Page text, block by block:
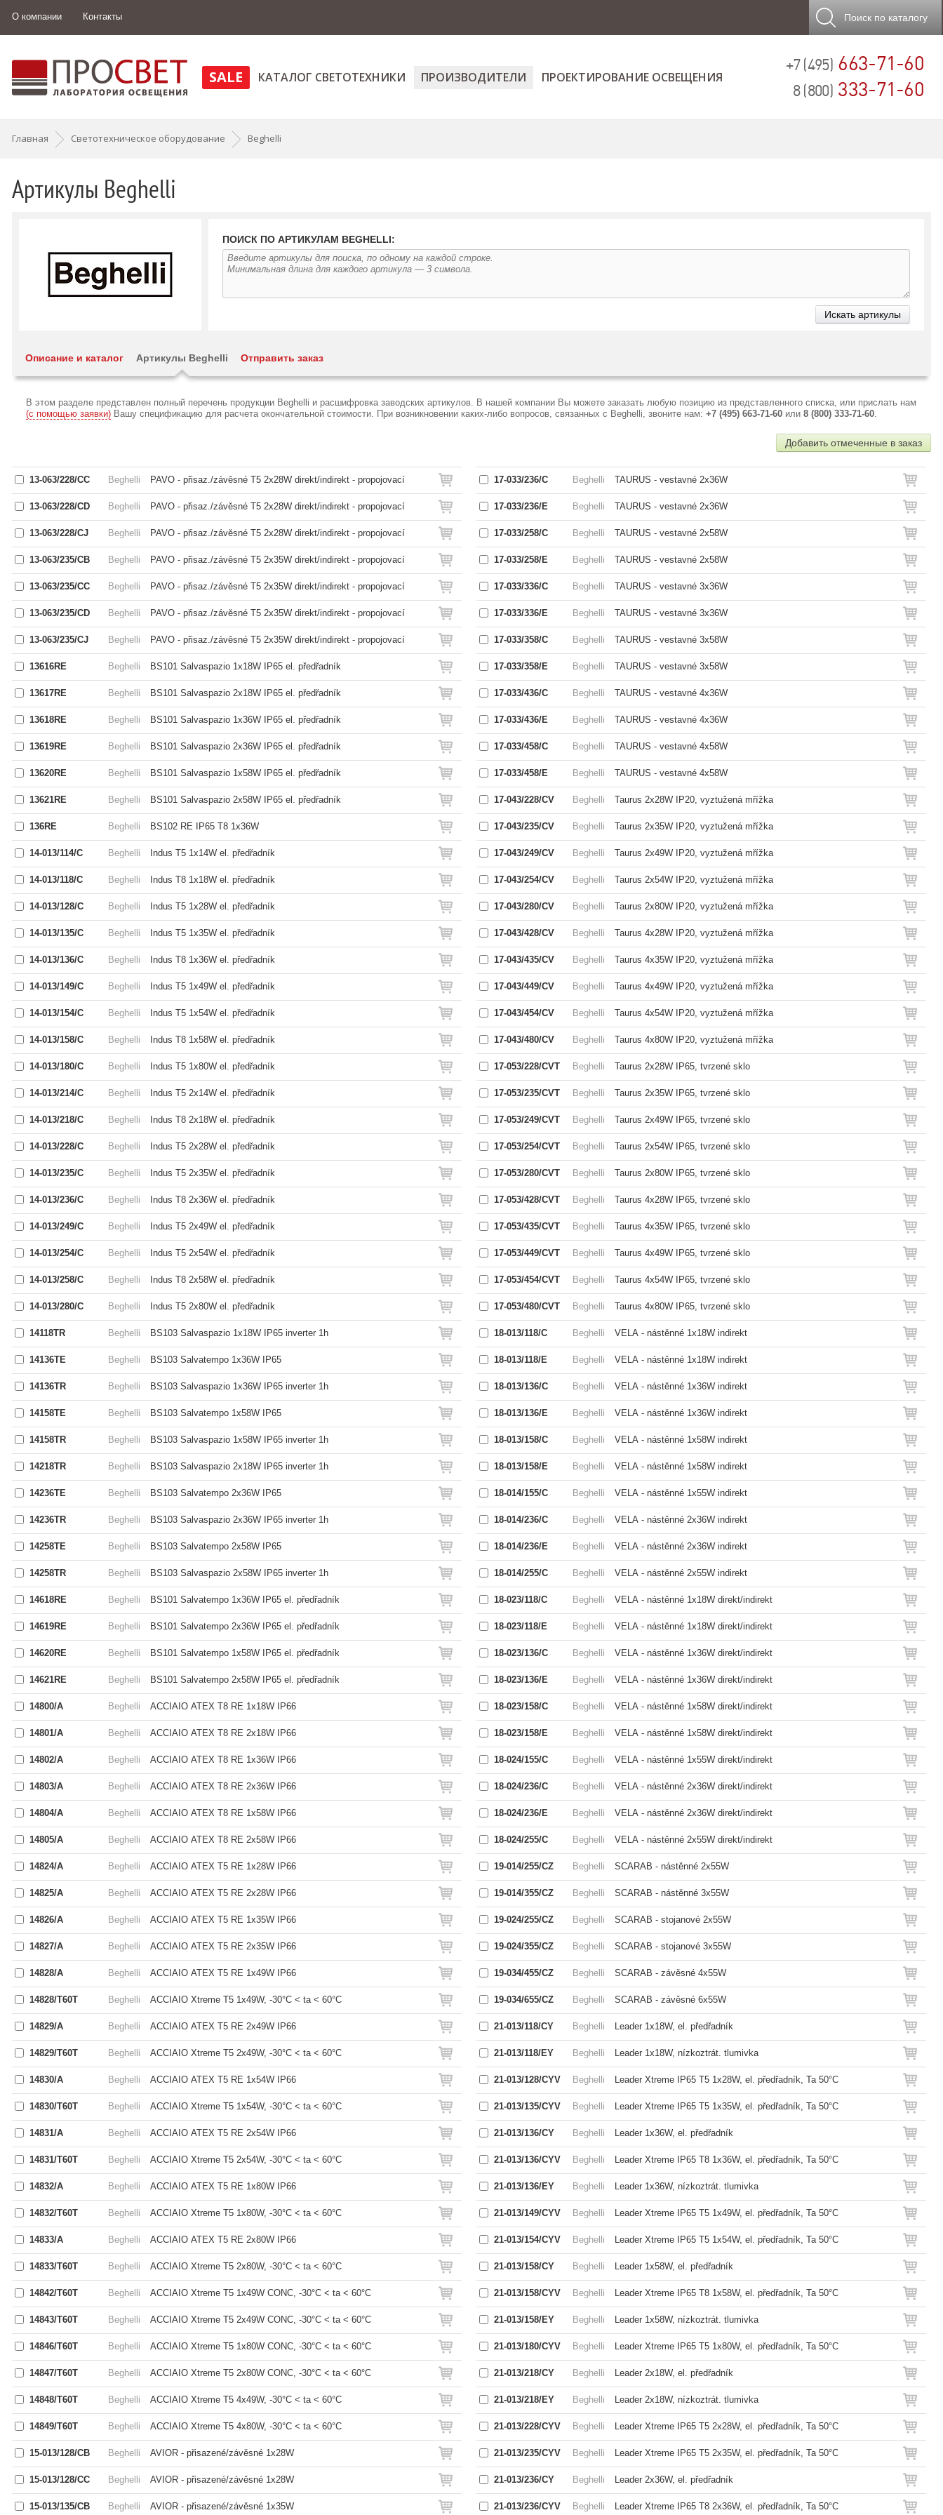
О компании Контакты Поиск по каталогу
+7 (495) 663-71-60
8 (800) 333-71-60
SALE КАТАЛОГ СВЕТОТЕХНИКИ ПРОИЗВОДИТЕЛИ ПРОЕКТИРОВАНИЕ ОСВЕЩЕНИЯ
Главная Светотехническое оборудование Beghelli
Артикулы Beghelli
ПОИСК ПО АРТИКУЛАМ BEGHELLI:
Описание и каталог Артикулы Beghelli Отправить заказ
В этом разделе представлен полный перечень продукции Beghelli и расшифровка заводских артикулов. В нашей компании Вы можете заказать любую позицию из представленного списка, или прислать нам
(с помощью заявки) Вашу спецификацию для расчета окончательной стоимости. При возникновении каких-либо вопросов, связанных с Beghelli, звоните нам: +7 (495) 663-71-60 или 8 (800) 333-71-60.
Добавить отмеченные в заказ
13-063/228/CC Beghelli PAVO - přisaz./závěsné T5 2x28W direkt/indirekt - propojovací
13-063/228/CD Beghelli PAVO - přisaz./závěsné T5 2x28W direkt/indirekt - propojovací
13-063/228/CJ Beghelli PAVO - přisaz./závěsné T5 2x28W direkt/indirekt - propojovací
13-063/235/CB Beghelli PAVO - přisaz./závěsné T5 2x35W direkt/indirekt - propojovací
13-063/235/CC Beghelli PAVO - přisaz./závěsné T5 2x35W direkt/indirekt - propojovací
13-063/235/CD Beghelli PAVO - přisaz./závěsné T5 2x35W direkt/indirekt - propojovací
13-063/235/CJ Beghelli PAVO - přisaz./závěsné T5 2x35W direkt/indirekt - propojovací
13616RE Beghelli BS101 Salvaspazio 1x18W IP65 el. předřadník
13617RE Beghelli BS101 Salvaspazio 2x18W IP65 el. předřadník
13618RE Beghelli BS101 Salvaspazio 1x36W IP65 el. předřadník
13619RE Beghelli BS101 Salvaspazio 2x36W IP65 el. předřadník
13620RE Beghelli BS101 Salvaspazio 1x58W IP65 el. předřadník
13621RE Beghelli BS101 Salvaspazio 2x58W IP65 el. předřadník
136RE Beghelli BS102 RE IP65 T8 1x36W
14-013/114/C Beghelli Indus T5 1x14W el. předřadník
14-013/118/C Beghelli Indus T8 1x18W el. předřadník
14-013/128/C Beghelli Indus T5 1x28W el. předřadník
14-013/135/C Beghelli Indus T5 1x35W el. předřadník
14-013/136/C Beghelli Indus T8 1x36W el. předřadník
14-013/149/C Beghelli Indus T5 1x49W el. předřadník
14-013/154/C Beghelli Indus T5 1x54W el. předřadník
14-013/158/C Beghelli Indus T8 1x58W el. předřadník
14-013/180/C Beghelli Indus T5 1x80W el. předřadník
14-013/214/C Beghelli Indus T5 2x14W el. předřadník
14-013/218/C Beghelli Indus T8 2x18W el. předřadník
14-013/228/C Beghelli Indus T5 2x28W el. předřadník
14-013/235/C Beghelli Indus T5 2x35W el. předřadník
14-013/236/C Beghelli Indus T8 2x36W el. předřadník
14-013/249/C Beghelli Indus T5 2x49W el. předřadník
14-013/254/C Beghelli Indus T5 2x54W el. předřadník
14-013/258/C Beghelli Indus T8 2x58W el. předřadník
14-013/280/C Beghelli Indus T5 2x80W el. předřadník
14118TR Beghelli BS103 Salvaspazio 1x18W IP65 inverter 1h
14136TE Beghelli BS103 Salvatempo 1x36W IP65
14136TR Beghelli BS103 Salvaspazio 1x36W IP65 inverter 1h
14158TE Beghelli BS103 Salvatempo 1x58W IP65
14158TR Beghelli BS103 Salvaspazio 1x58W IP65 inverter 1h
14218TR Beghelli BS103 Salvaspazio 2x18W IP65 inverter 1h
14236TE Beghelli BS103 Salvatempo 2x36W IP65
14236TR Beghelli BS103 Salvaspazio 2x36W IP65 inverter 1h
14258TE Beghelli BS103 Salvatempo 2x58W IP65
14258TR Beghelli BS103 Salvaspazio 2x58W IP65 inverter 1h
14618RE Beghelli BS101 Salvatempo 1x36W IP65 el. předřadník
14619RE Beghelli BS101 Salvatempo 2x36W IP65 el. předřadník
14620RE Beghelli BS101 Salvatempo 1x58W IP65 el. předřadník
14621RE Beghelli BS101 Salvatempo 2x58W IP65 el. předřadník
14800/A Beghelli ACCIAIO ATEX T8 RE 1x18W IP66
14801/A Beghelli ACCIAIO ATEX T8 RE 2x18W IP66
14802/A Beghelli ACCIAIO ATEX T8 RE 1x36W IP66
14803/A Beghelli ACCIAIO ATEX T8 RE 2x36W IP66
14804/A Beghelli ACCIAIO ATEX T8 RE 1x58W IP66
14805/A Beghelli ACCIAIO ATEX T8 RE 2x58W IP66
14824/A Beghelli ACCIAIO ATEX T5 RE 1x28W IP66
14825/A Beghelli ACCIAIO ATEX T5 RE 2x28W IP66
14826/A Beghelli ACCIAIO ATEX T5 RE 1x35W IP66
14827/A Beghelli ACCIAIO ATEX T5 RE 2x35W IP66
14828/A Beghelli ACCIAIO ATEX T5 RE 1x49W IP66
14828/T60T Beghelli ACCIAIO Xtreme T5 1x49W, -30°C < ta < 60°C
14829/A Beghelli ACCIAIO ATEX T5 RE 2x49W IP66
14829/T60T Beghelli ACCIAIO Xtreme T5 2x49W, -30°C < ta < 60°C
14830/A Beghelli ACCIAIO ATEX T5 RE 1x54W IP66
14830/T60T Beghelli ACCIAIO Xtreme T5 1x54W, -30°C < ta < 60°C
14831/A Beghelli ACCIAIO ATEX T5 RE 2x54W IP66
14831/T60T Beghelli ACCIAIO Xtreme T5 2x54W, -30°C < ta < 60°C
14832/A Beghelli ACCIAIO ATEX T5 RE 1x80W IP66
14832/T60T Beghelli ACCIAIO Xtreme T5 1x80W, -30°C < ta < 60°C
14833/A Beghelli ACCIAIO ATEX T5 RE 2x80W IP66
14833/T60T Beghelli ACCIAIO Xtreme T5 2x80W, -30°C < ta < 60°C
14842/T60T Beghelli ACCIAIO Xtreme T5 1x49W CONC, -30°C < ta < 60°C
14843/T60T Beghelli ACCIAIO Xtreme T5 2x49W CONC, -30°C < ta < 60°C
14846/T60T Beghelli ACCIAIO Xtreme T5 1x80W CONC, -30°C < ta < 60°C
14847/T60T Beghelli ACCIAIO Xtreme T5 2x80W CONC, -30°C < ta < 60°C
14848/T60T Beghelli ACCIAIO Xtreme T5 4x49W, -30°C < ta < 60°C
14849/T60T Beghelli ACCIAIO Xtreme T5 4x80W, -30°C < ta < 60°C
15-013/128/CB Beghelli AVIOR - přisazené/závěsné 1x28W
15-013/128/CC Beghelli AVIOR - přisazené/závěsné 1x28W
15-013/135/CB Beghelli AVIOR - přisazené/závěsné 1x35W
17-033/236/C Beghelli TAURUS - vestavné 2x36W
17-033/236/E Beghelli TAURUS - vestavné 2x36W
17-033/258/C Beghelli TAURUS - vestavné 2x58W
17-033/258/E Beghelli TAURUS - vestavné 2x58W
17-033/336/C Beghelli TAURUS - vestavné 3x36W
17-033/336/E Beghelli TAURUS - vestavné 3x36W
17-033/358/C Beghelli TAURUS - vestavné 3x58W
17-033/358/E Beghelli TAURUS - vestavné 3x58W
17-033/436/C Beghelli TAURUS - vestavné 4x36W
17-033/436/E Beghelli TAURUS - vestavné 4x36W
17-033/458/C Beghelli TAURUS - vestavné 4x58W
17-033/458/E Beghelli TAURUS - vestavné 4x58W
17-043/228/CV Beghelli Taurus 2x28W IP20, vyztužená mřížka
17-043/235/CV Beghelli Taurus 2x35W IP20, vyztužená mřížka
17-043/249/CV Beghelli Taurus 2x49W IP20, vyztužená mřížka
17-043/254/CV Beghelli Taurus 2x54W IP20, vyztužená mřížka
17-043/280/CV Beghelli Taurus 2x80W IP20, vyztužená mřížka
17-043/428/CV Beghelli Taurus 4x28W IP20, vyztužená mřížka
17-043/435/CV Beghelli Taurus 4x35W IP20, vyztužená mřížka
17-043/449/CV Beghelli Taurus 4x49W IP20, vyztužená mřížka
17-043/454/CV Beghelli Taurus 4x54W IP20, vyztužená mřížka
17-043/480/CV Beghelli Taurus 4x80W IP20, vyztužená mřížka
17-053/228/CVT Beghelli Taurus 2x28W IP65, tvrzené sklo
17-053/235/CVT Beghelli Taurus 2x35W IP65, tvrzené sklo
17-053/249/CVT Beghelli Taurus 2x49W IP65, tvrzené sklo
17-053/254/CVT Beghelli Taurus 2x54W IP65, tvrzené sklo
17-053/280/CVT Beghelli Taurus 2x80W IP65, tvrzené sklo
17-053/428/CVT Beghelli Taurus 4x28W IP65, tvrzené sklo
17-053/435/CVT Beghelli Taurus 4x35W IP65, tvrzené sklo
17-053/449/CVT Beghelli Taurus 4x49W IP65, tvrzené sklo
17-053/454/CVT Beghelli Taurus 4x54W IP65, tvrzené sklo
17-053/480/CVT Beghelli Taurus 4x80W IP65, tvrzené sklo
18-013/118/C Beghelli VELA - nástěnné 1x18W indirekt
18-013/118/E Beghelli VELA - nástěnné 1x18W indirekt
18-013/136/C Beghelli VELA - nástěnné 1x36W indirekt
18-013/136/E Beghelli VELA - nástěnné 1x36W indirekt
18-013/158/C Beghelli VELA - nástěnné 1x58W indirekt
18-013/158/E Beghelli VELA - nástěnné 1x58W indirekt
18-014/155/C Beghelli VELA - nástěnné 1x55W indirekt
18-014/236/C Beghelli VELA - nástěnné 2x36W indirekt
18-014/236/E Beghelli VELA - nástěnné 2x36W indirekt
18-014/255/C Beghelli VELA - nástěnné 2x55W indirekt
18-023/118/C Beghelli VELA - nástěnné 1x18W direkt/indirekt
18-023/118/E Beghelli VELA - nástěnné 1x18W direkt/indirekt
18-023/136/C Beghelli VELA - nástěnné 1x36W direkt/indirekt
18-023/136/E Beghelli VELA - nástěnné 1x36W direkt/indirekt
18-023/158/C Beghelli VELA - nástěnné 1x58W direkt/indirekt
18-023/158/E Beghelli VELA - nástěnné 1x58W direkt/indirekt
18-024/155/C Beghelli VELA - nástěnné 1x55W direkt/indirekt
18-024/236/C Beghelli VELA - nástěnné 2x36W direkt/indirekt
18-024/236/E Beghelli VELA - nástěnné 2x36W direkt/indirekt
18-024/255/C Beghelli VELA - nástěnné 2x55W direkt/indirekt
19-014/255/CZ Beghelli SCARAB - nástěnné 2x55W
19-014/355/CZ Beghelli SCARAB - nástěnné 3x55W
19-024/255/CZ Beghelli SCARAB - stojanové 2x55W
19-024/355/CZ Beghelli SCARAB - stojanové 3x55W
19-034/455/CZ Beghelli SCARAB - závěsné 4x55W
19-034/655/CZ Beghelli SCARAB - závěsné 6x55W
21-013/118/CY Beghelli Leader 1x18W, el. předřadník
21-013/118/EY Beghelli Leader 1x18W, nízkoztrát. tlumivka
21-013/128/CYV Beghelli Leader Xtreme IP65 T5 1x28W, el. předřadník, Ta 50°C
21-013/135/CYV Beghelli Leader Xtreme IP65 T5 1x35W, el. předřadník, Ta 50°C
21-013/136/CY Beghelli Leader 1x36W, el. předřadník
21-013/136/CYV Beghelli Leader Xtreme IP65 T8 1x36W, el. předřadník, Ta 50°C
21-013/136/EY Beghelli Leader 1x36W, nízkoztrát. tlumivka
21-013/149/CYV Beghelli Leader Xtreme IP65 T5 1x49W, el. předřadník, Ta 50°C
21-013/154/CYV Beghelli Leader Xtreme IP65 T5 1x54W, el. předřadník, Ta 50°C
21-013/158/CY Beghelli Leader 1x58W, el. předřadník
21-013/158/CYV Beghelli Leader Xtreme IP65 T8 1x58W, el. předřadník, Ta 50°C
21-013/158/EY Beghelli Leader 1x58W, nízkoztrát. tlumivka
21-013/180/CYV Beghelli Leader Xtreme IP65 T5 1x80W, el. předřadník, Ta 50°C
21-013/218/CY Beghelli Leader 2x18W, el. předřadník
21-013/218/EY Beghelli Leader 2x18W, nízkoztrát. tlumivka
21-013/228/CYV Beghelli Leader Xtreme IP65 T5 2x28W, el. předřadník, Ta 50°C
21-013/235/CYV Beghelli Leader Xtreme IP65 T5 2x35W, el. předřadník, Ta 50°C
21-013/236/CY Beghelli Leader 2x36W, el. předřadník
21-013/236/CYV Beghelli Leader Xtreme IP65 T8 2x36W, el. předřadník, Ta 50°C